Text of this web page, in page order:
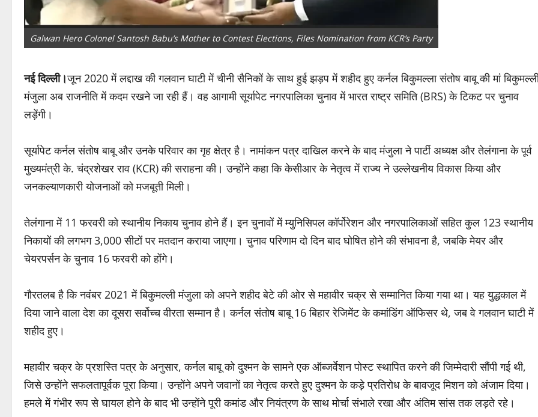
Galwan Hero Colonel Santosh Babu’s Mother to Contest Elections, Files Nomination from KCR’s Party
नई दिल्ली।जून 2020 में लद्दाख की गलवान घाटी में चीनी सैनिकों के साथ हुई झड़प में शहीद हुए कर्नल बिकुमल्ला संतोष बाबू की मां
मंजुला अब राजनीति में कदम रखने जा रही हैं। वह आगामी सूर्यापेट नगरपालिका चुनाव में भारत राष्ट्र समिति (BRS) के टिकट पर चुनाव
लड़ेंगी।
सूर्यापेट कर्नल संतोष बाबू और उनके परिवार का गृह क्षेत्र है। नामांकन पत्र दाखिल करने के बाद मंजुला ने पार्टी अध्यक्ष और तेलंगाना के पूर्व
मुख्यमंत्री के. चंद्रशेखर राव (KCR) की सराहना की। उन्होंने कहा कि केसीआर के नेतृत्व में राज्य ने उल्लेखनीय विकास किया और
जनकल्याणकारी योजनाओं को मजबूती मिली।
तेलंगाना में 11 फरवरी को स्थानीय निकाय चुनाव होने हैं। इन चुनावों में म्युनिसिपल कॉर्पोरेशन और नगरपालिकाओं सहित कुल 123 स्थानीय
निकायों की लगभग 3,000 सीटों पर मतदान कराया जाएगा। चुनाव परिणाम दो दिन बाद घोषित होने की संभावना है, जबकि मेयर और
चेयरपर्सन के चुनाव 16 फरवरी को होंगे।
गौरतलब है कि नवंबर 2021 में बिकुमल्ली मंजुला को अपने शहीद बेटे की ओर से महावीर चक्र से सम्मानित किया गया था। यह युद्धकाल में
दिया जाने वाला देश का दूसरा सर्वोच्च वीरता सम्मान है। कर्नल संतोष बाबू 16 बिहार रेजिमेंट के कमांडिंग ऑफिसर थे, जब वे गलवान घाटी में
शहीद हुए।
महावीर चक्र के प्रशस्ति पत्र के अनुसार, कर्नल बाबू को दुश्मन के सामने एक ऑब्जर्वेशन पोस्ट स्थापित करने की जिम्मेदारी सौंपी गई थी,
जिसे उन्होंने सफलतापूर्वक पूरा किया। उन्होंने अपने जवानों का नेतृत्व करते हुए दुश्मन के कड़े प्रतिरोध के बावजूद मिशन को अंजाम दिया।
हमले में गंभीर रूप से घायल होने के बाद भी उन्होंने पूरी कमांड और नियंत्रण के साथ मोर्चा संभाले रखा और अंतिम सांस तक लड़ते रहे।